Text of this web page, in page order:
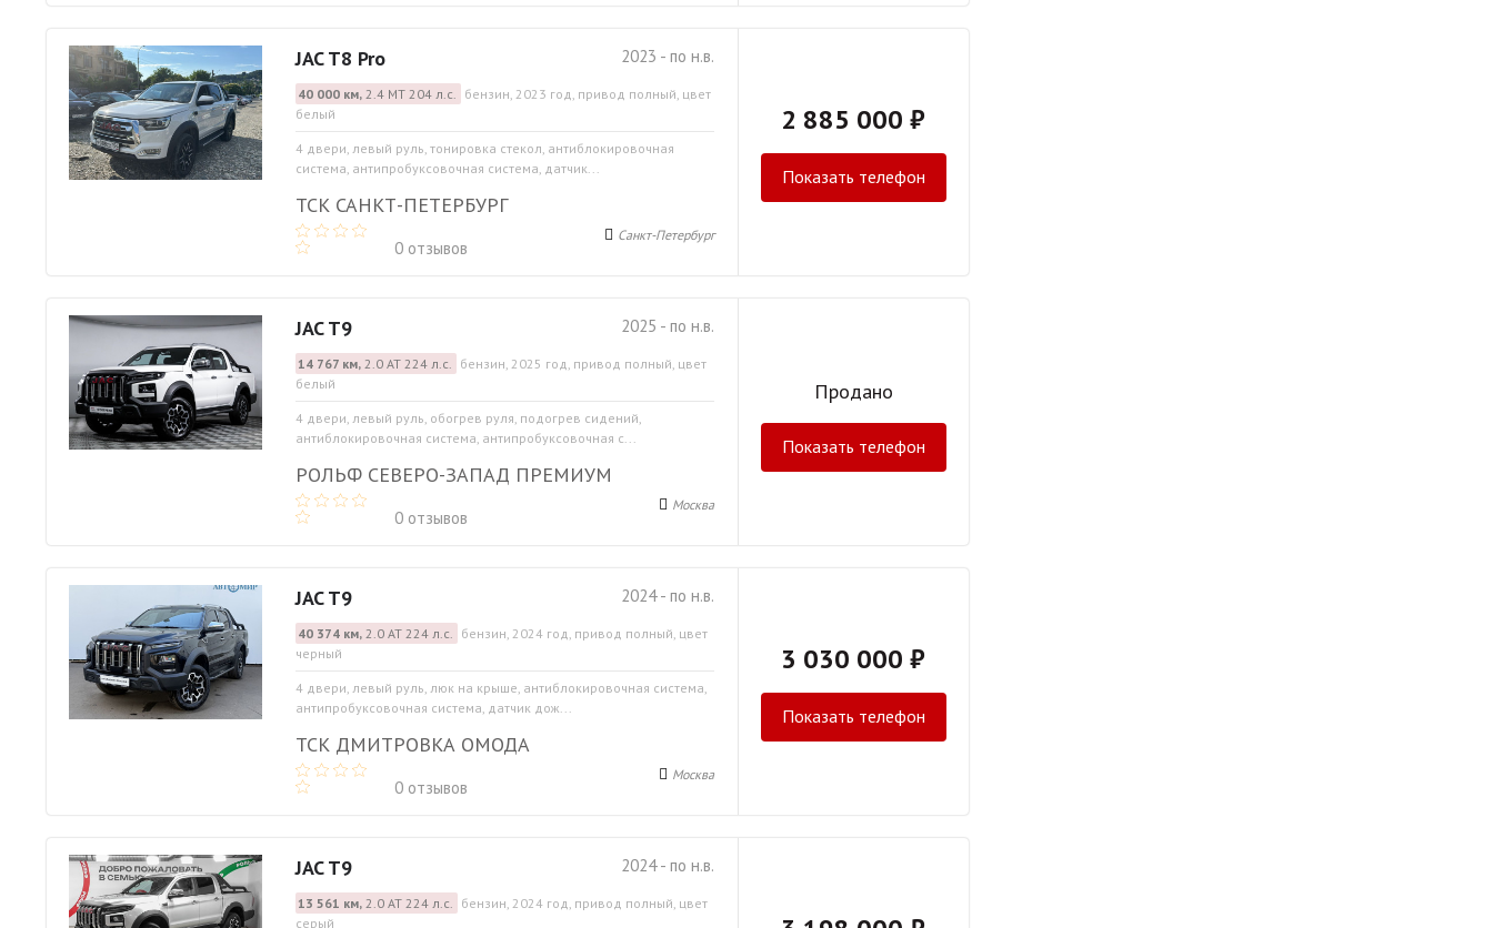
2023 - по н.в.
JAC T8 Pro
40 000 км,2.4 МТ 204 л.с. бензин, 2023 год, привод полный, цвет
белый
4 двери, левый руль, тонировка стекол, антиблокировочная
система, антипробуксовочная система, датчик...
ТСК САНКТ-ПЕТЕРБУРГ
0 отзывов
Санкт-Петербург
2 885 000 ₽
Показать телефон
2025 - по н.в.
JAC T9
14 767 км,2.0 АТ 224 л.с. бензин, 2025 год, привод полный, цвет
белый
4 двери, левый руль, обогрев руля, подогрев сидений,
антиблокировочная система, антипробуксовочная с...
РОЛЬФ СЕВЕРО-ЗАПАД ПРЕМИУМ
0 отзывов
Москва
Продано
Показать телефон
2024 - по н.в.
JAC T9
40 374 км,2.0 АТ 224 л.с. бензин, 2024 год, привод полный, цвет
черный
4 двери, левый руль, люк на крыше, антиблокировочная система,
антипробуксовочная система, датчик дож...
ТСК ДМИТРОВКА ОМОДА
0 отзывов
Москва
3 030 000 ₽
Показать телефон
2024 - по н.в.
JAC T9
13 561 км,2.0 АТ 224 л.с. бензин, 2024 год, привод полный, цвет
серый